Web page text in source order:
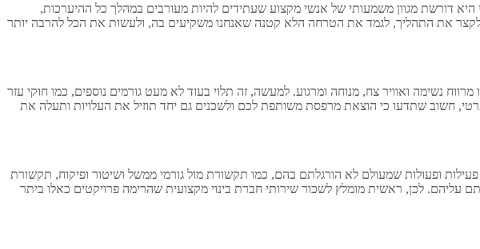
היא דורשת מגוון משמעותי של אנשי מקצוע שעתידים להיות מעורבים במהלך כל ההיערכות,
את התהליך, לגמד את הטרחה הלא קטנה שאנחנו משקיעים בה, ולעשות את הכל להרבה יותר
נשימה ואוויר צח, מנוחה ומרגוע. למעשה, זה תלוי בעוד לא מעט גורמים נוספים, כמו חוקי עזר
פרטי, חשוב שתדעו כי הוצאת מרפסת משותפת לכם ולשכנים גם יחד תוזיל את העלויות ותעלה את
ופעולות שמעולם לא הורגלתם בהם, כמו תקשורת מול גורמי ממשל ושיטור ופיקוח, תקשורת
עליהם. לכן, ראשית מומלץ לשכור שירותי חברת בינוי מקצועית שהרימה פרויקטים כאלו ביתר